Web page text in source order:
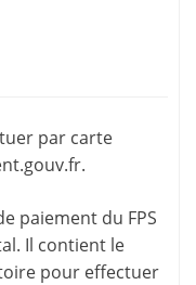
par carte
.
paiement du FPS
Il contient le
pour effectuer